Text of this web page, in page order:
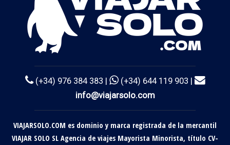
(+34) 976 384 383 |
(+34) 644 119 903 |
info@viajarsolo.com
VIAJARSOLO.COM es dominio y marca registrada de la mercantil
VIAJAR SOLO SL Agencia de viajes Mayorista Minorista, título CV-